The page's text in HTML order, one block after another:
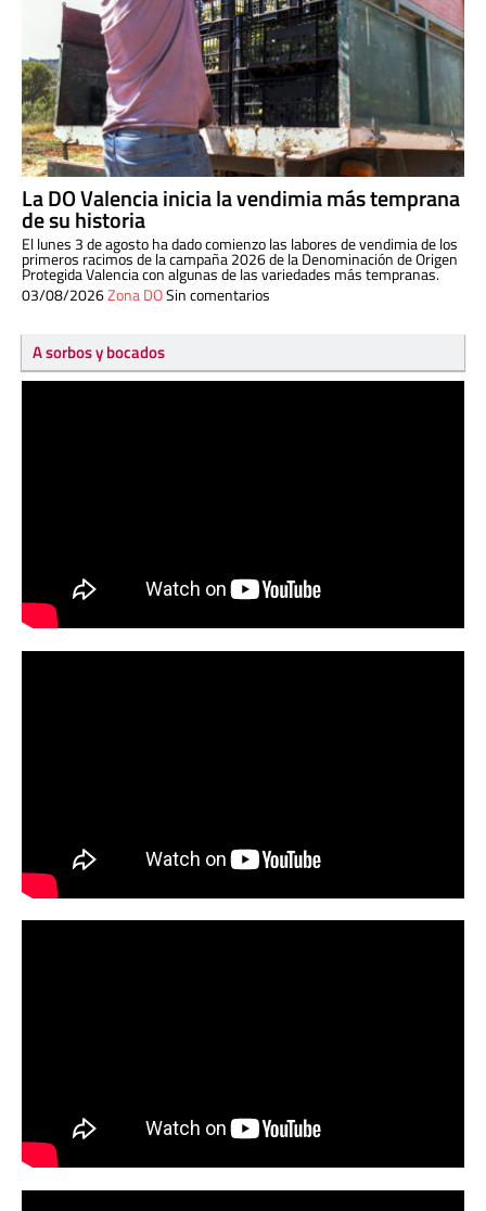
La DO Valencia inicia la vendimia más temprana
de su historia
El lunes 3 de agosto ha dado comienzo las labores de vendimia de los
primeros racimos de la campaña 2026 de la Denominación de Origen
Protegida Valencia con algunas de las variedades más tempranas.
03/08/2026Zona DOSin comentarios
A sorbos y bocados